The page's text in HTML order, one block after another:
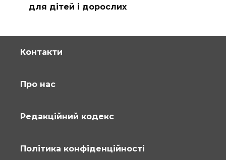
для дітей і дорослих
Контакти
Про нас
Редакційний кодекс
Політика конфіденційності